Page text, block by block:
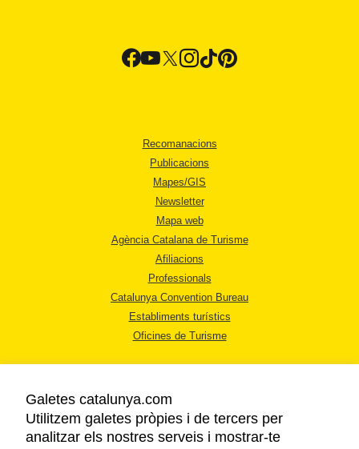
Recomanacions
Publicacions
Mapes/GIS
Newsletter
Mapa web
Agència Catalana de Turisme
Afiliacions
Professionals
Catalunya Convention Bureau
Establiments turístics
Oficines de Turisme
Galetes catalunya.com
Utilitzem galetes pròpies i de tercers per
analitzar els nostres serveis i mostrar-te